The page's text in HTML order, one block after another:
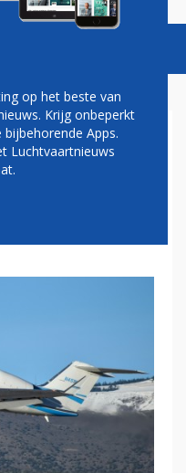
EURO
op het beste van
Krijg onbeperkt
Apps.
Luchtvaartnieuws